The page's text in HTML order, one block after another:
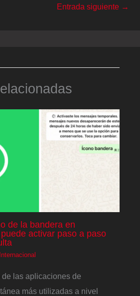
Entrada siguiente →
de la bandera en
activar paso a paso
Internacional
las aplicaciones de
más utilizadas a nivel